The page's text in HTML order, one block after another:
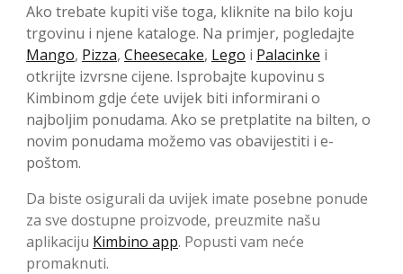
Ako trebate kupiti više toga, kliknite na bilo koju
trgovinu i njene kataloge. Na primjer, pogledajte
Mango, Pizza, Cheesecake, Lego i Palacinke i
otkrijte izvrsne cijene. Isprobajte kupovinu s
Kimbinom gdje ćete uvijek biti informirani o
najboljim ponudama. Ako se pretplatite na bilten, o
novim ponudama možemo vas obavijestiti i e-
poštom.
Da biste osigurali da uvijek imate posebne ponude
za sve dostupne proizvode, preuzmite našu
aplikaciju Kimbino app. Popusti vam neće
promaknuti.